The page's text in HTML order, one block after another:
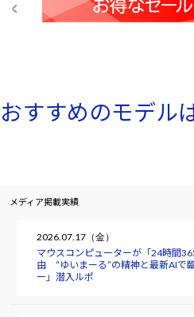
おすすめのモデル
メディア掲載実績
2026.07.17（金）
マウスコンピューターが「24時間
由 “ゆいまーる”の精神と最新AIで
ー」潜入ルポ